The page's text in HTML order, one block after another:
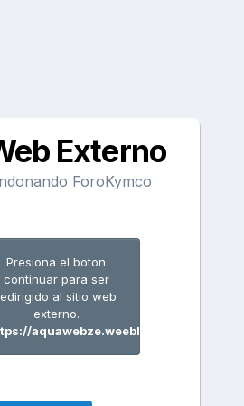
Externo
ForoKymco
Presiona el boton
continuar para ser
al sitio web
externo.
aquawebze.weebly.com